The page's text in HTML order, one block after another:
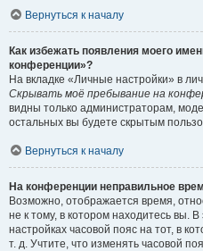
Вернуться к началу
Как избежать появления моего
конференции»?
На вкладке «Личные настройки» в
Скрывать моё пребывание на
видны только администраторам,
остальных вы будете скрытым
Вернуться к началу
На конференции неправильное
Возможно, отображается время,
не к тому, в котором находитесь вы.
настройках часовой пояс на тот, в
т. д. Учтите, что изменять часовой